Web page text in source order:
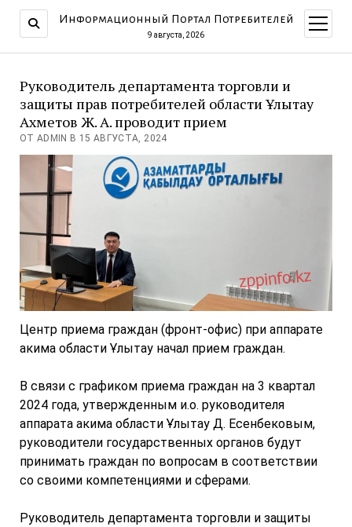
Информационный Портал Потребителей
9 августа, 2026
меню
Руководитель департамента торговли и
защиты прав потребителей области Ұлытау
Ахметов Ж. А. проводит прием
ОТ ADMIN В 15 АВГУСТА, 2024
Центр приема граждан (фронт-офис) при аппарате
акима области Ұлытау начал прием граждан.
В связи с графиком приема граждан на 3 квартал
2024 года, утвержденным и.о. руководителя
аппарата акима области Ұлытау Д. Есенбековым,
руководители государственных органов будут
принимать граждан по вопросам в соответствии
со своими компетенциями и сферами.
Руководитель департамента торговли и защиты